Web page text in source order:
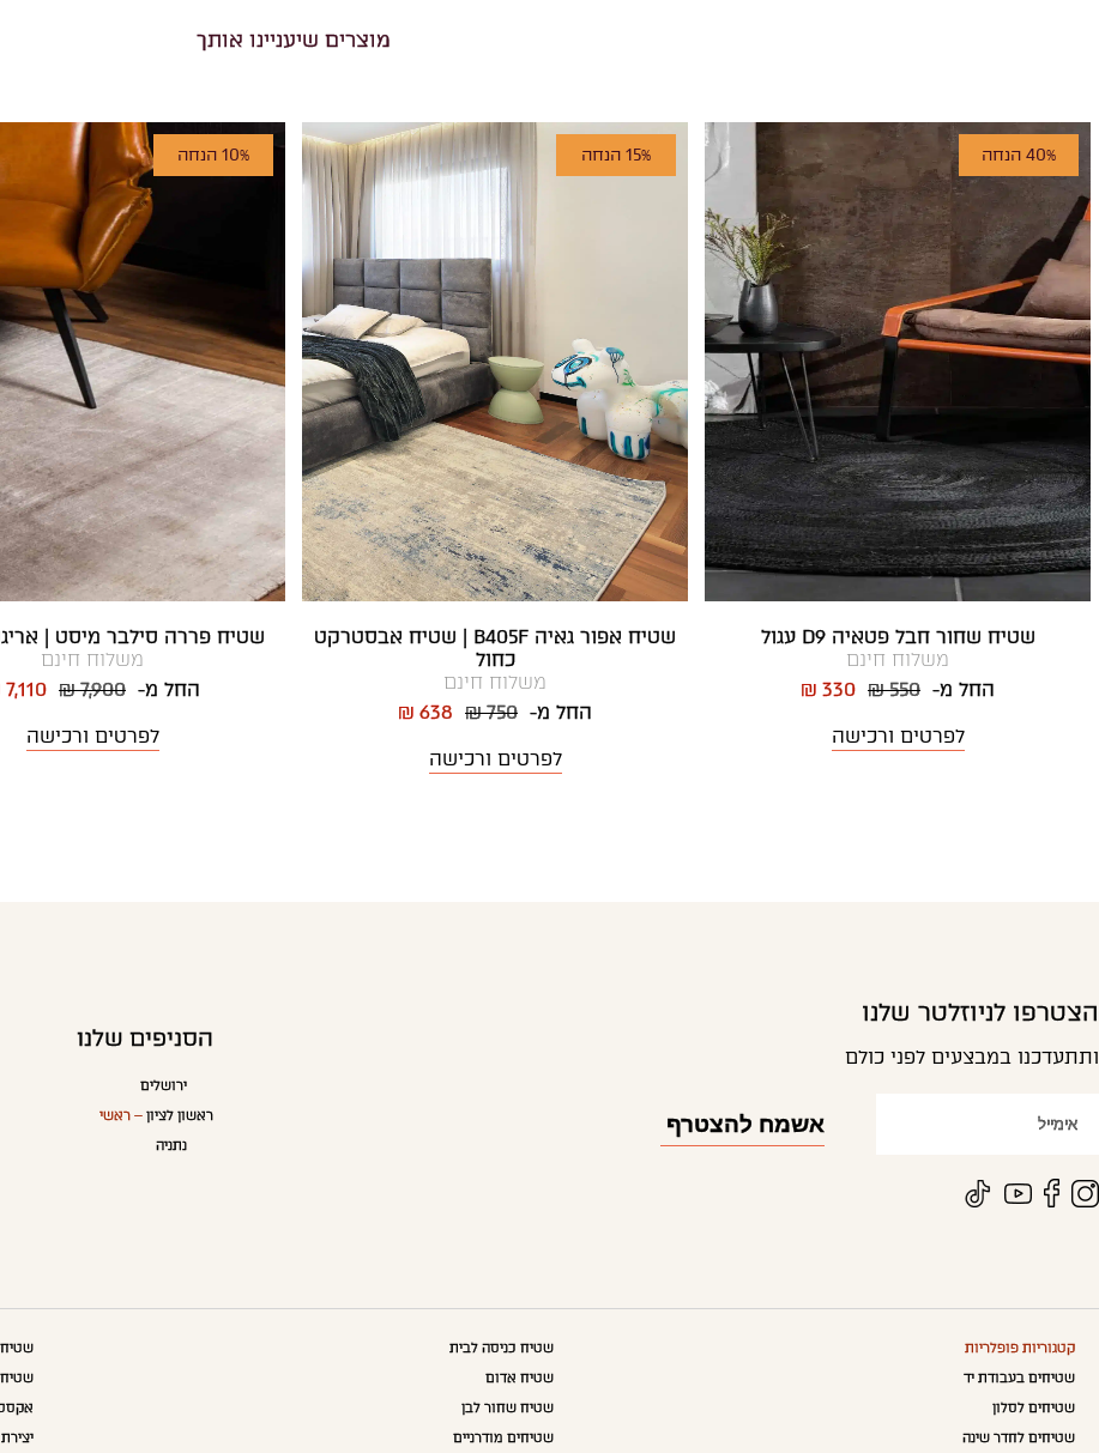
מוצרים שיעניינו אותך
40% הנחה
שטיח שחור חבל פטאיה D9 עגול
משלוח חינם
החל מ- ₪ 550
₪ 330
לפרטים ורכישה
15% הנחה
שטיח אפור גאיה B405F | שטיח אבסטרקט
כחול
משלוח חינם
החל מ- ₪ 750
₪ 638
לפרטים ורכישה
10% הנחה
שטיח פררה סילבר מיסט |
משלוח חינם
החל מ- ₪ 7,900
לפרטים ורכישה
הצטרפו לניוזלטר שלנו
ותתעדכנו במבצעים לפני כולם
הסניפים שלנו
ירושלים
ראשון לציון – ראשי
נתניה
קטגוריות פופלריות
שטיחים בעבודת יד
שטיחים לסלון
שטיחים לחדר שינה
שטיח כניסה לבית
שטיח אדום
שטיח שחור לבן
שטיחים מודרניים